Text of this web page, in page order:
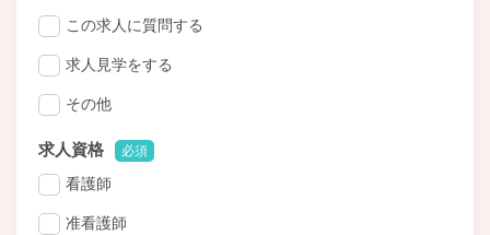
この求人に質問する
求人見学をする
その他
求人資格 必須
看護師
准看護師